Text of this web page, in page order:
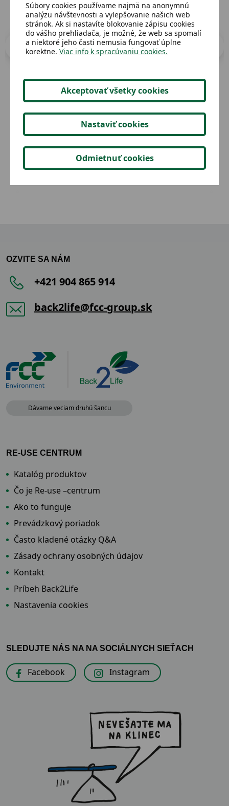
Dostupný
Malý etažér 17cm,kovový
3,23 €
OZVITE SA NÁM
+421 904 865 914
back2life@fcc-group.sk
Dávame veciam druhú šancu
RE-USE CENTRUM
Katalóg produktov
Čo je Re-use –centrum
Ako to funguje
Prevádzkový poriadok
Často kladené otázky Q&A
Zásady ochrany osobných údajov
Kontakt
Príbeh Back2Life
Nastavenia cookies
SLEDUJTE NÁS NA NA SOCIÁLNYCH SIEŤACH
Facebook Instagram
Súbory cookies používame najmä na anonymnú
analýzu návštevnosti a vylepšovanie našich web
stránok. Ak si nastavíte blokovanie zápisu cookies
do vášho prehliadača, je možné, že web sa spomalí
a niektoré jeho časti nemusia fungovať úplne
korektne. Viac info k spracúvaniu cookies.
Akceptovať všetky cookies
Nastaviť cookies
Odmietnuť cookies